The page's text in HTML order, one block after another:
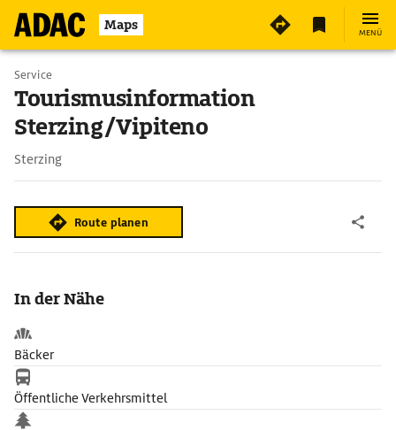
Maps MENÜ
Service
Tourismusinformation
Sterzing/Vipiteno
Sterzing
Route planen
In der Nähe
Bäcker
Öffentliche Verkehrsmittel